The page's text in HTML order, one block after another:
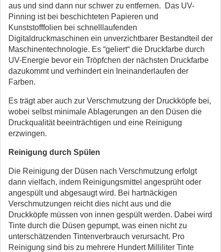
aus und sind dann nur schwer zu entfernen. Das UV-
Pinning ist bei beschichteten Papieren und
Kunststofffolien bei schnelllaufenden
Digitaldruckmaschinen ein unverzichtbarer Bestandteil der
Maschinentechnologie. Es “geliert“ die Druckfarbe durch
UV-Energie bevor ein Tröpfchen der nächsten Druckfarbe
dazukommt und verhindert ein Ineinanderlaufen der
Farben.
Es trägt aber auch zur Verschmutzung der Druckköpfe bei,
wobei selbst minimale Ablagerungen an den Düsen die
Druckqualität beeinträchtigen und eine Reinigung
erzwingen.
Reinigung durch Spülen
Die Reinigung der Düsen nach Verschmutzung erfolgt
dann vielfach, indem Reinigungsmittel angesprüht oder
angespült und abgesaugt wird. Bei hartnäckigen
Verschmutzungen reicht dies nicht aus und die
Druckköpfe müssen von innen gespült werden. Dabei wird
Tinte durch die Düsen gepumpt, was einen nicht zu
unterschätzenden Tintenverbrauch verursacht. Pro
Reinigung sind bis zu mehrere Hundert Milliliter Tinte